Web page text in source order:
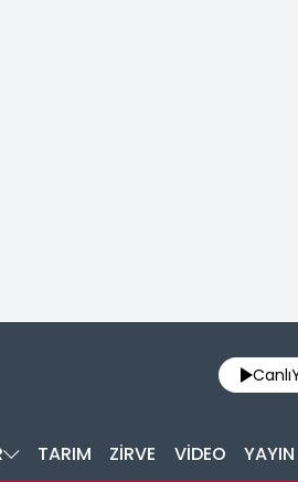
Canlı
TARIM ZİRVE VİDEO